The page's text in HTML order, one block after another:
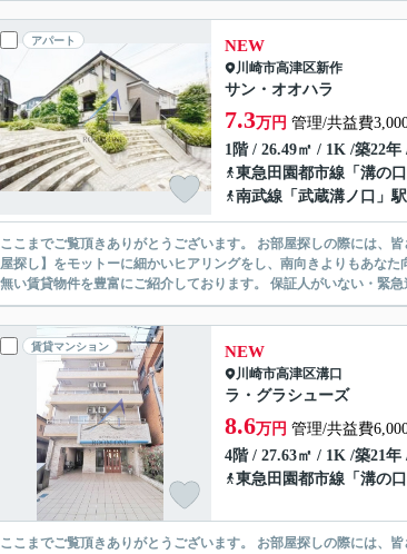
アパート NEW
川崎市高津区新作
サン・オオハラ
7.3万円 管理/共益費
1階 / 26.49㎡ / 1K /築22年
東急田園都市線 「 溝の口
南武線 「 武蔵溝ノ口 」
ここまでご覧頂きありがとうございます。 お部屋探しの際には、皆さまそれぞれこだわりの条件があると思いますが、当社では【あなたに１番のお部
屋探し】をモットーに細かいヒアリングをし、南向きよりもあなた向きのお部屋をご提案いたしま
無い賃貸物件を豊富にご紹介して
賃貸マンション NEW
川崎市高津区溝口
ラ・グラシューズ
8.6万円 管理/共益費
4階 / 27.63㎡ / 1K /築21年
東急田園都市線 「 溝の口
ここまでご覧頂きありがとうございます。 お部屋探しの際には、皆さまそれぞれこだわりの条件があると思いますが、当社では【あなたに１番のお部